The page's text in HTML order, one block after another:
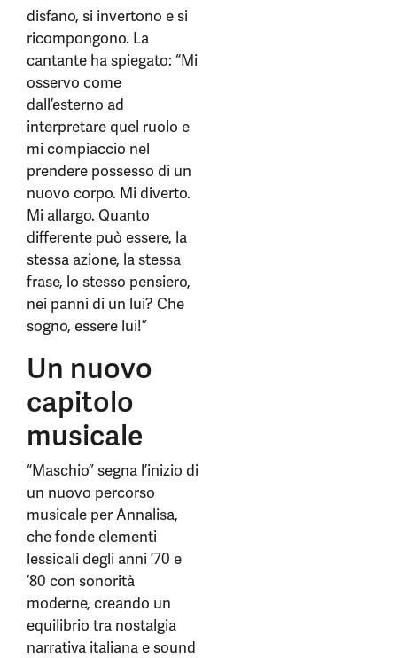
disfano, si invertono e si
ricompongono. La
cantante ha spiegato: “Mi
osservo come
dall’esterno ad
interpretare quel ruolo e
mi compiaccio nel
prendere possesso di un
nuovo corpo. Mi diverto.
Mi allargo. Quanto
differente può essere, la
stessa azione, la stessa
frase, lo stesso pensiero,
nei panni di un lui? Che
sogno, essere lui!”
Un nuovo
capitolo
musicale
“Maschio” segna l’inizio di
un nuovo percorso
musicale per Annalisa,
che fonde elementi
lessicali degli anni ’70 e
’80 con sonorità
moderne, creando un
equilibrio tra nostalgia
narrativa italiana e sound